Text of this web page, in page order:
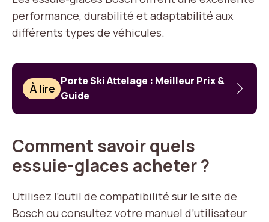
performance, durabilité et adaptabilité aux
différents types de véhicules.
À lire
Porte Ski Attelage : Meilleur Prix &
Guide
Comment savoir quels
essuie-glaces acheter ?
Utilisez l’outil de compatibilité sur le site de
Bosch ou consultez votre manuel d’utilisateur